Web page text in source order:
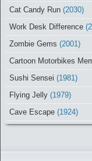
Cat Candy Run (2030)
Work Desk Difference
Zombie Gems (2001)
Cartoon Motorbikes
Sushi Sensei (1981)
Flying Jelly (1979)
Cave Escape (1924)